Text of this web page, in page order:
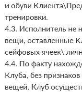
и обуви
тренировки.
4.3. Исполнитель не
вещи, оставленные
сейфовых ячеек\
4.4. По факту
Клуба, без
вещей, Клуб